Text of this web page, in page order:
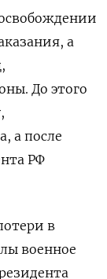
а
До этого
а после
РФ
в
военное